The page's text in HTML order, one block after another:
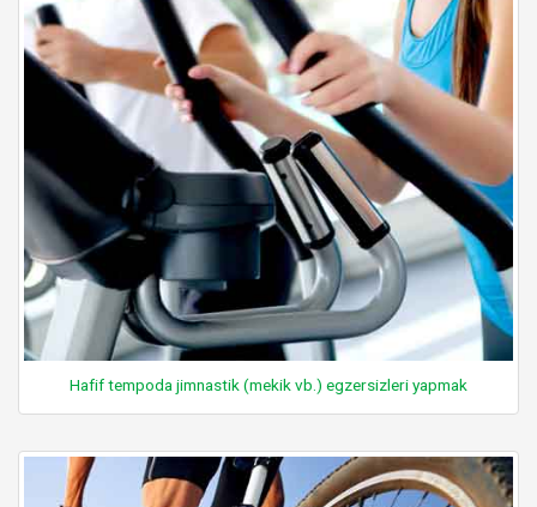
Hafif tempoda jimnastik (mekik vb.) egzersizleri yapmak